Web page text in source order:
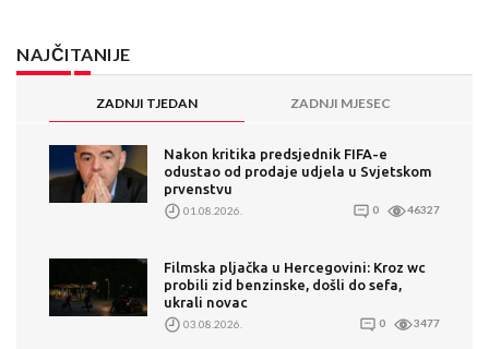
NAJČITANIJE
ZADNJI TJEDAN ZADNJI MJESEC
Nakon kritika predsjednik FIFA-e
odustao od prodaje udjela u Svjetskom
prvenstvu
01.08.2026. 0 46327
Filmska pljačka u Hercegovini: Kroz wc
probili zid benzinske, došli do sefa,
ukrali novac
03.08.2026. 0 3477